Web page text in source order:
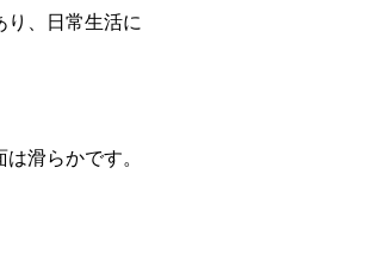
り、日常生活に
滑らかです。